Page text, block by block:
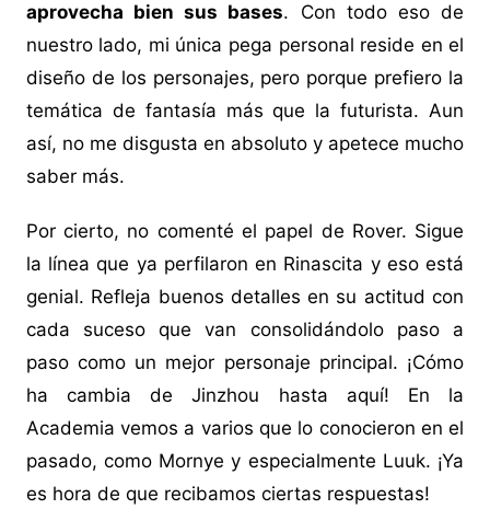
aprovecha bien sus bases. Con todo eso de
nuestro lado, mi única pega personal reside en el
diseño de los personajes, pero porque prefiero la
temática de fantasía más que la futurista. Aun
así, no me disgusta en absoluto y apetece mucho
saber más.
Por cierto, no comenté el papel de Rover. Sigue
la línea que ya perfilaron en Rinascita y eso está
genial. Refleja buenos detalles en su actitud con
cada suceso que van consolidándolo paso a
paso como un mejor personaje principal. ¡Cómo
ha cambia de Jinzhou hasta aquí! En la
Academia vemos a varios que lo conocieron en el
pasado, como Mornye y especialmente Luuk. ¡Ya
es hora de que recibamos ciertas respuestas!